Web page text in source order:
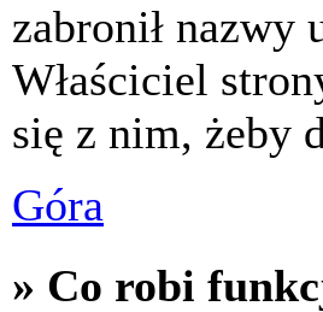
zabronił nazwy
Właściciel
się z nim, żeby
Góra
» Co robi